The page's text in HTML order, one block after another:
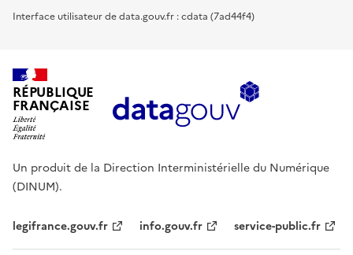
Interface utilisateur de data.gouv.fr : cdata (7ad44f4)
RÉPUBLIQUE
FRANÇAISE
Un produit de la Direction Interministérielle du Numérique
(DINUM).
legifrance.gouv.fr info.gouv.fr service-public.fr